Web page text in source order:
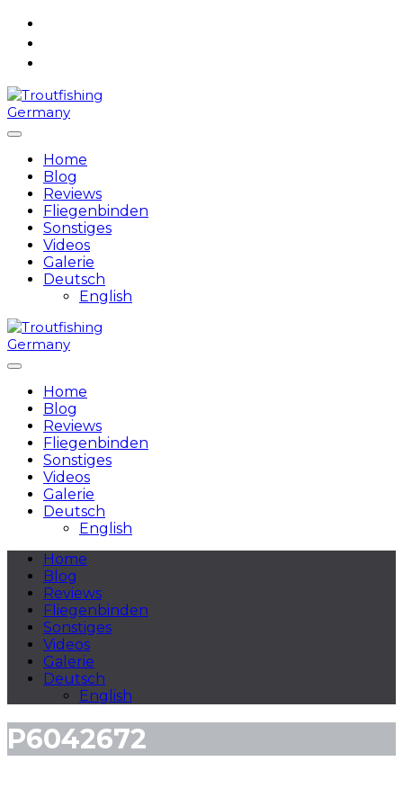
Skip
Home
Blog
Reviews
Fliegenbinden
Sonstiges
Videos
Galerie
Deutsch
English
Home
Blog
Reviews
Fliegenbinden
Sonstiges
Videos
Galerie
Deutsch
English
Home
Blog
Reviews
Fliegenbinden
Sonstiges
Videos
Galerie
Deutsch
English
P6042672